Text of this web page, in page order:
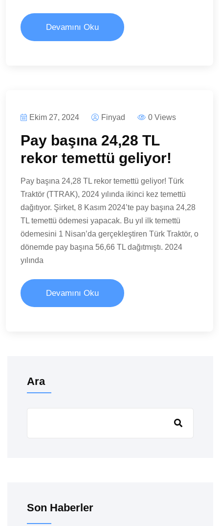
Devamını Oku
Ekim 27, 2024 Finyad 0 Views
Pay başına 24,28 TL
rekor temettü geliyor!
Pay başına 24,28 TL rekor temettü geliyor! Türk
Traktör (TTRAK), 2024 yılında ikinci kez temettü
dağıtıyor. Şirket, 8 Kasım 2024’te pay başına 24,28
TL temettü ödemesi yapacak. Bu yıl ilk temettü
ödemesini 1 Nisan’da gerçekleştiren Türk Traktör, o
dönemde pay başına 56,66 TL dağıtmıştı. 2024
yılında
Devamını Oku
Ara
Son Haberler